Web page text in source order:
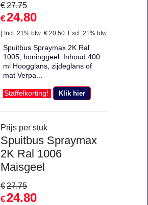
€27.75
€24.80
Incl. 21% btw € 20.50 Excl. 21% btw
Spuitbus Spraymax 2K Ral
1005, honinggeel. Inhoud 400
ml Hoogglans, zijdeglans of
mat Verpa...
Staffelkorting! Klik hier
Prijs per stuk
Spuitbus Spraymax
2K Ral 1006
Maisgeel
€27.75
€24.80